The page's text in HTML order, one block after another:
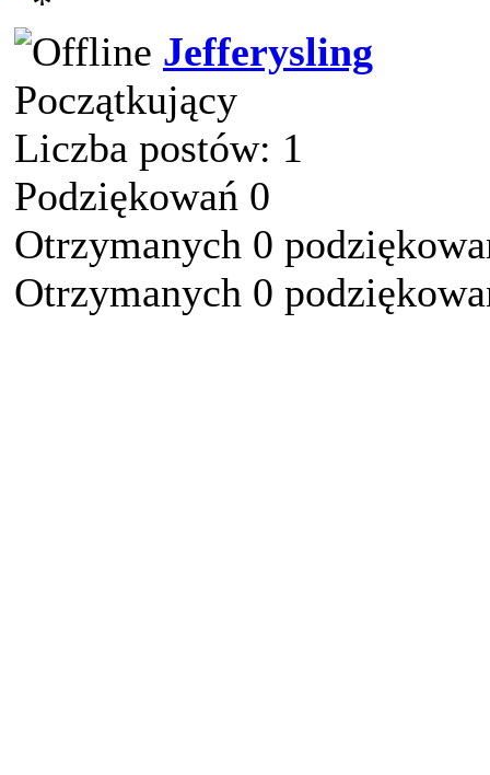
Jefferysling
Początkujący
Liczba postów: 1
Podziękowań 0
Otrzymanych 0
Otrzymanych 0